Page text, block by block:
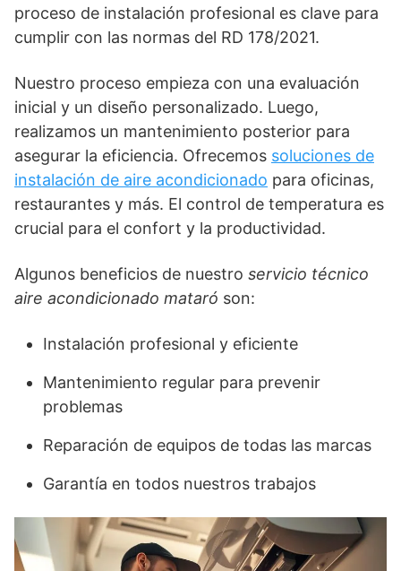
proceso de instalación profesional es clave para
cumplir con las normas del RD 178/2021.
Nuestro proceso empieza con una evaluación
inicial y un diseño personalizado. Luego,
realizamos un mantenimiento posterior para
asegurar la eficiencia. Ofrecemos soluciones de
instalación de aire acondicionado para oficinas,
restaurantes y más. El control de temperatura es
crucial para el confort y la productividad.
Algunos beneficios de nuestro servicio técnico
aire acondicionado mataró son:
Instalación profesional y eficiente
Mantenimiento regular para prevenir
problemas
Reparación de equipos de todas las marcas
Garantía en todos nuestros trabajos